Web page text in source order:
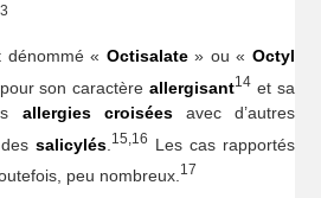
dénommé « Octisalate» ou « Octyl
son caractère allergisant14 et sa
allergies croiséesavec d’autres
salicylés. 15,16
Les cas rapportés
peu nombreux. 17